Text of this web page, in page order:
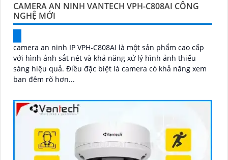
CAMERA AN NINH VANTECH VPH-C808AI CÔNG
NGHỆ MỚI
camera an ninh IP VPH-C808AI là một sản phẩm cao cấp
với hình ảnh sắt nét và khả năng xử lý hình ảnh thiếu
sáng hiệu quả. Điều đặc biệt là camera có khả năng xem
ban đêm rõ hơn...